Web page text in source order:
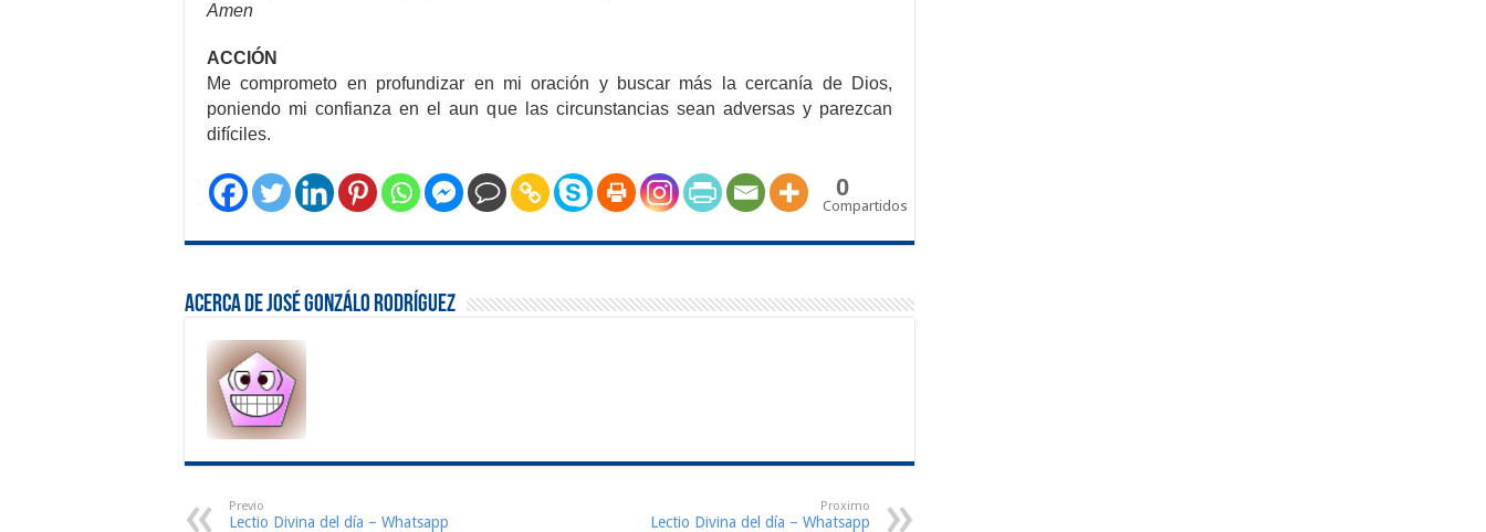
Amen
ACCIÓN
Me comprometo en profundizar en mi oración y buscar más la cercanía de Dios,
poniendo mi confianza en el aun que las circunstancias sean adversas y parezcan
difíciles.
0
Compartidos
Acerca de José Gonzálo Rodríguez
Previo
Lectio Divina del día – Whatsapp
Proximo
Lectio Divina del día – Whatsapp